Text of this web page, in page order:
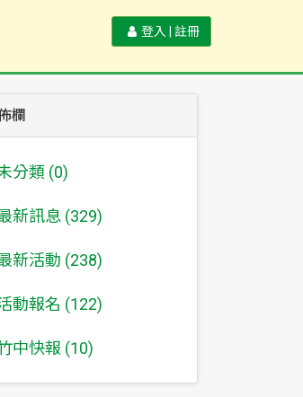
登入 | 註冊
欄
分類 (0)
新訊息 (329)
新活動 (238)
動報名 (122)
中快報 (10)